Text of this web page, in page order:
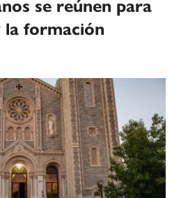
se reúnen para
la formación